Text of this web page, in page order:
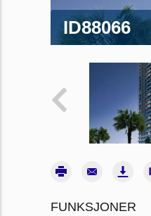
ID88066
FUNKSJONER